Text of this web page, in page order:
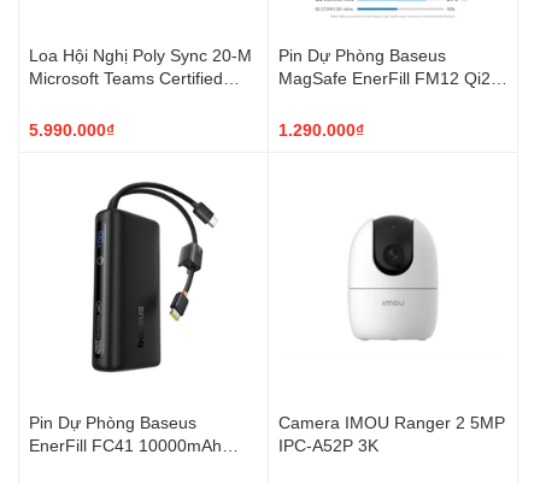
Loa Hội Nghị Poly Sync 20-M
Microsoft Teams Certified
5.990.000₫
Pin Dự Phòng Baseus
MagSafe EnerFill FM12 Qi2
USB-C
1.290.000₫
Pin Dự Phòng Baseus
EnerFill FC41 10000mAh
Camera IMOU Ranger 2 5MP
IPC-A52P 3K